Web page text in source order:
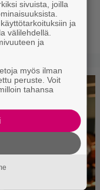
– ”Kaunis
sivuista, joilla
ja
välilehdellä.
ja
myös ilman
peruste. Voit
tahansa